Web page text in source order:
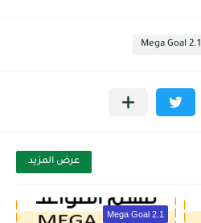
Mega Goal 2.1
عرض المزيد
Mega Goal 2.1